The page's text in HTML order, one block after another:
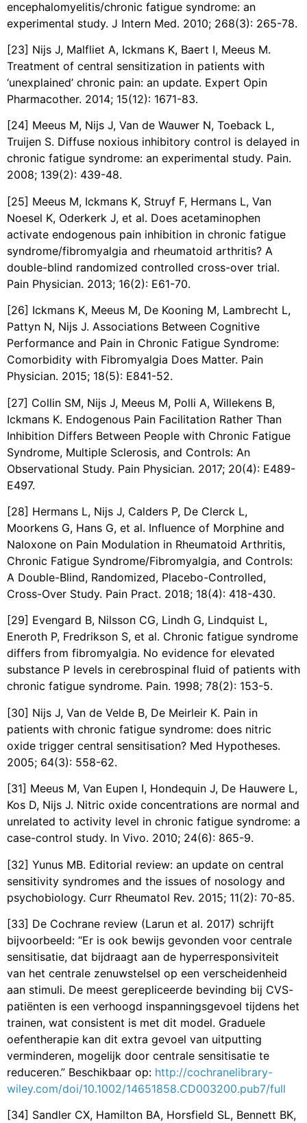
encephalomyelitis/chronic fatigue syndrome: an
experimental study. J Intern Med. 2010; 268(3): 265-78.
[23] Nijs J, Malfliet A, Ickmans K, Baert I, Meeus M.
Treatment of central sensitization in patients with
‘unexplained’ chronic pain: an update. Expert Opin
Pharmacother. 2014; 15(12): 1671-83.
[24] Meeus M, Nijs J, Van de Wauwer N, Toeback L,
Truijen S. Diffuse noxious inhibitory control is delayed in
chronic fatigue syndrome: an experimental study. Pain.
2008; 139(2): 439-48.
[25] Meeus M, Ickmans K, Struyf F, Hermans L, Van
Noesel K, Oderkerk J, et al. Does acetaminophen
activate endogenous pain inhibition in chronic fatigue
syndrome/fibromyalgia and rheumatoid arthritis? A
double-blind randomized controlled cross-over trial.
Pain Physician. 2013; 16(2): E61-70.
[26] Ickmans K, Meeus M, De Kooning M, Lambrecht L,
Pattyn N, Nijs J. Associations Between Cognitive
Performance and Pain in Chronic Fatigue Syndrome:
Comorbidity with Fibromyalgia Does Matter. Pain
Physician. 2015; 18(5): E841-52.
[27] Collin SM, Nijs J, Meeus M, Polli A, Willekens B,
Ickmans K. Endogenous Pain Facilitation Rather Than
Inhibition Differs Between People with Chronic Fatigue
Syndrome, Multiple Sclerosis, and Controls: An
Observational Study. Pain Physician. 2017; 20(4): E489-
E497.
[28] Hermans L, Nijs J, Calders P, De Clerck L,
Moorkens G, Hans G, et al. Influence of Morphine and
Naloxone on Pain Modulation in Rheumatoid Arthritis,
Chronic Fatigue Syndrome/Fibromyalgia, and Controls:
A Double-Blind, Randomized, Placebo-Controlled,
Cross-Over Study. Pain Pract. 2018; 18(4): 418-430.
[29] Evengard B, Nilsson CG, Lindh G, Lindquist L,
Eneroth P, Fredrikson S, et al. Chronic fatigue syndrome
differs from fibromyalgia. No evidence for elevated
substance P levels in cerebrospinal fluid of patients with
chronic fatigue syndrome. Pain. 1998; 78(2): 153-5.
[30] Nijs J, Van de Velde B, De Meirleir K. Pain in
patients with chronic fatigue syndrome: does nitric
oxide trigger central sensitisation? Med Hypotheses.
2005; 64(3): 558-62.
[31] Meeus M, Van Eupen I, Hondequin J, De Hauwere L,
Kos D, Nijs J. Nitric oxide concentrations are normal and
unrelated to activity level in chronic fatigue syndrome: a
case-control study. In Vivo. 2010; 24(6): 865-9.
[32] Yunus MB. Editorial review: an update on central
sensitivity syndromes and the issues of nosology and
psychobiology. Curr Rheumatol Rev. 2015; 11(2): 70-85.
[33] De Cochrane review (Larun et al. 2017) schrijft
bijvoorbeeld: “Er is ook bewijs gevonden voor centrale
sensitisatie, dat bijdraagt aan de hyperresponsiviteit
van het centrale zenuwstelsel op een verscheidenheid
aan stimuli. De meest gerepliceerde bevinding bij CVS-
patiënten is een verhoogd inspanningsgevoel tijdens het
trainen, wat consistent is met dit model. Graduele
oefentherapie kan dit extra gevoel van uitputting
verminderen, mogelijk door centrale sensitisatie te
reduceren.” Beschikbaar op: http://cochranelibrary-
wiley.com/doi/10.1002/14651858.CD003200.pub7/full
[34] Sandler CX, Hamilton BA, Horsfield SL, Bennett BK,